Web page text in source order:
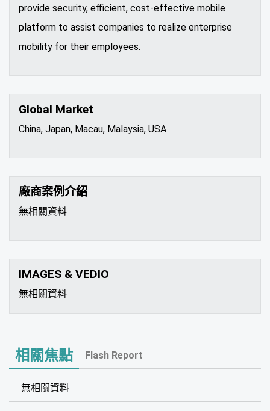
provide security, efficient, cost-effective mobile
platform to assist companies to realize enterprise
mobility for their employees.
Global Market
China, Japan, Macau, Malaysia, USA
廠商案例介紹
無相關資料
IMAGES & VEDIO
無相關資料
相關焦點 Flash Report
無相關資料